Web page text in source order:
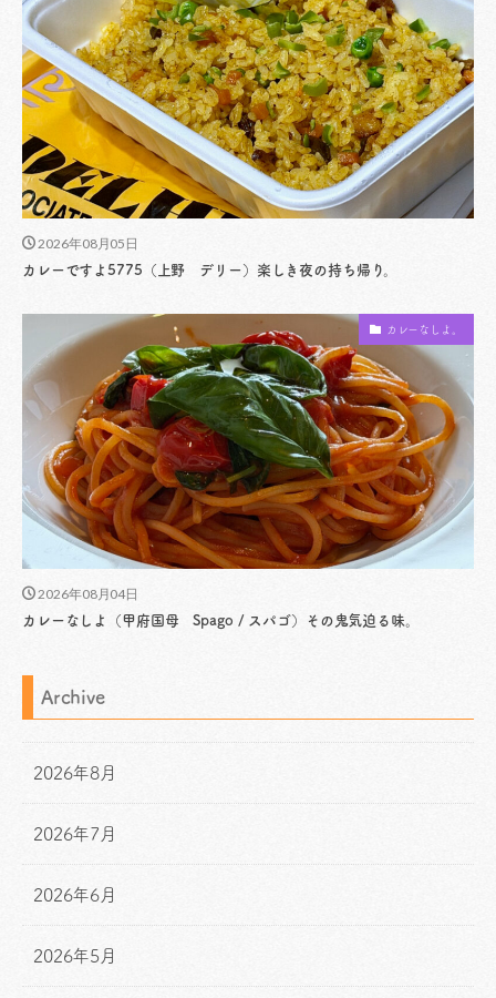
2026年08月05日
カレーですよ5775（上野 デリー）楽しき夜の持ち帰り。
カレーなしよ。
2026年08月04日
カレーなしよ（甲府国母 Spago / スパゴ）その鬼気迫る味。
Archive
2026年8月
2026年7月
2026年6月
2026年5月